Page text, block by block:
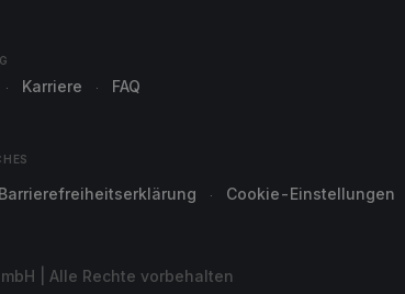
Karriere FAQ
Barrierefreiheitserklärung Cookie-Einstellungen
| Alle Rechte vorbehalten